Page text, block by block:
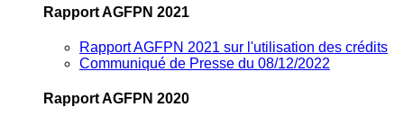
Rapport AGFPN 2021
Rapport AGFPN 2021 sur l'utilisation des crédits
Communiqué de Presse du 08/12/2022
Rapport AGFPN 2020